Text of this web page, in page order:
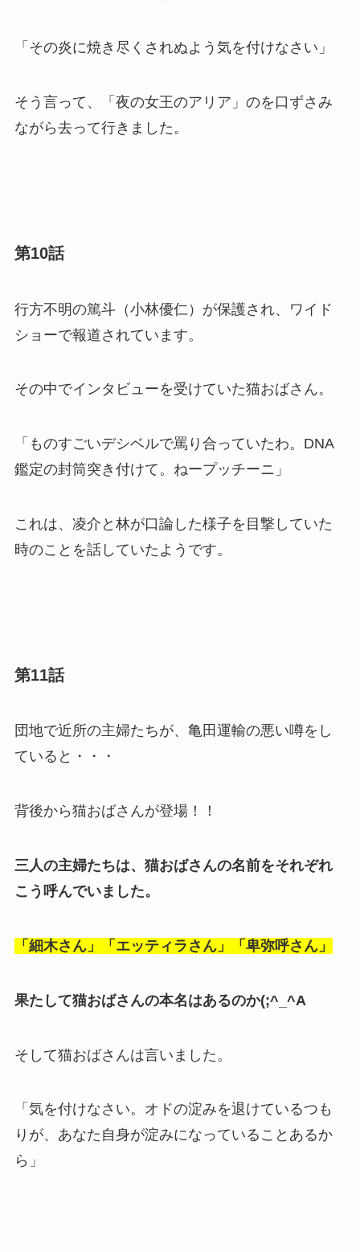
「その炎に焼き尽くされぬよう気を付けなさい」
そう言って、「夜の女王のアリア」のを口ずさみ
ながら去って行きました。
第10話
行方不明の篤斗（小林優仁）が保護され、ワイド
ショーで報道されています。
その中でインタビューを受けていた猫おばさん。
「ものすごいデシベルで罵り合っていたわ。DNA
鑑定の封筒突き付けて。ねープッチーニ」
これは、凌介と林が口論した様子を目撃していた
時のことを話していたようです。
第11話
団地で近所の主婦たちが、亀田運輸の悪い噂をし
ていると・・・
背後から猫おばさんが登場！！
三人の主婦たちは、猫おばさんの名前をそれぞれ
こう呼んでいました。
「細木さん」「エッティラさん」「卑弥呼さん」
果たして猫おばさんの本名はあるのか(;^_^A
そして猫おばさんは言いました。
「気を付けなさい。オドの淀みを退けているつも
りが、あなた自身が淀みになっていることあるか
ら」